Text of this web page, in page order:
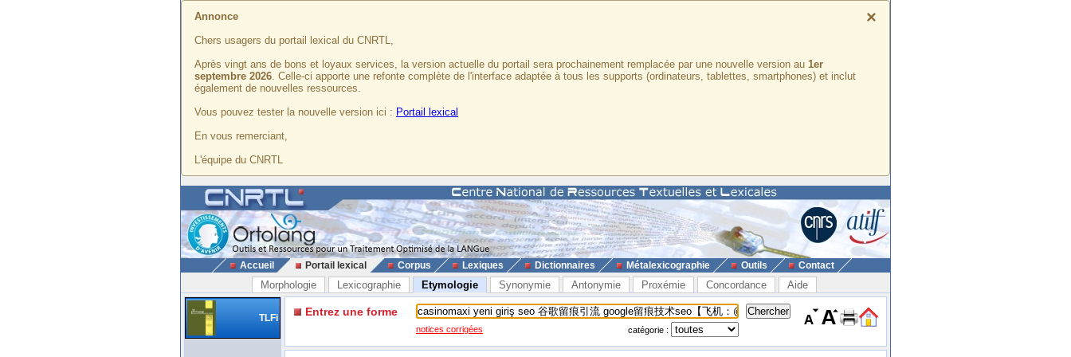
×
Annonce
Chers usagers du portail lexical du CNRTL,
Après vingt ans de bons et loyaux services, la version actuelle du portail sera prochainement remplacée par une nouvelle version au 1er
septembre 2026. Celle-ci apporte une refonte complète de l'interface adaptée à tous les supports (ordinateurs, tablettes, smartphones) et inclut
également de nouvelles ressources.
Vous pouvez tester la nouvelle version ici : Portail lexical
En vous remerciant,
L'équipe du CNRTL
Accueil Portail lexical Corpus Lexiques Dictionnaires Métalexicographie Outils Contact
Morphologie Lexicographie Etymologie Synonymie Antonymie Proxémie Concordance Aide
TLFi Entrez une forme
notices corrigées catégorie :